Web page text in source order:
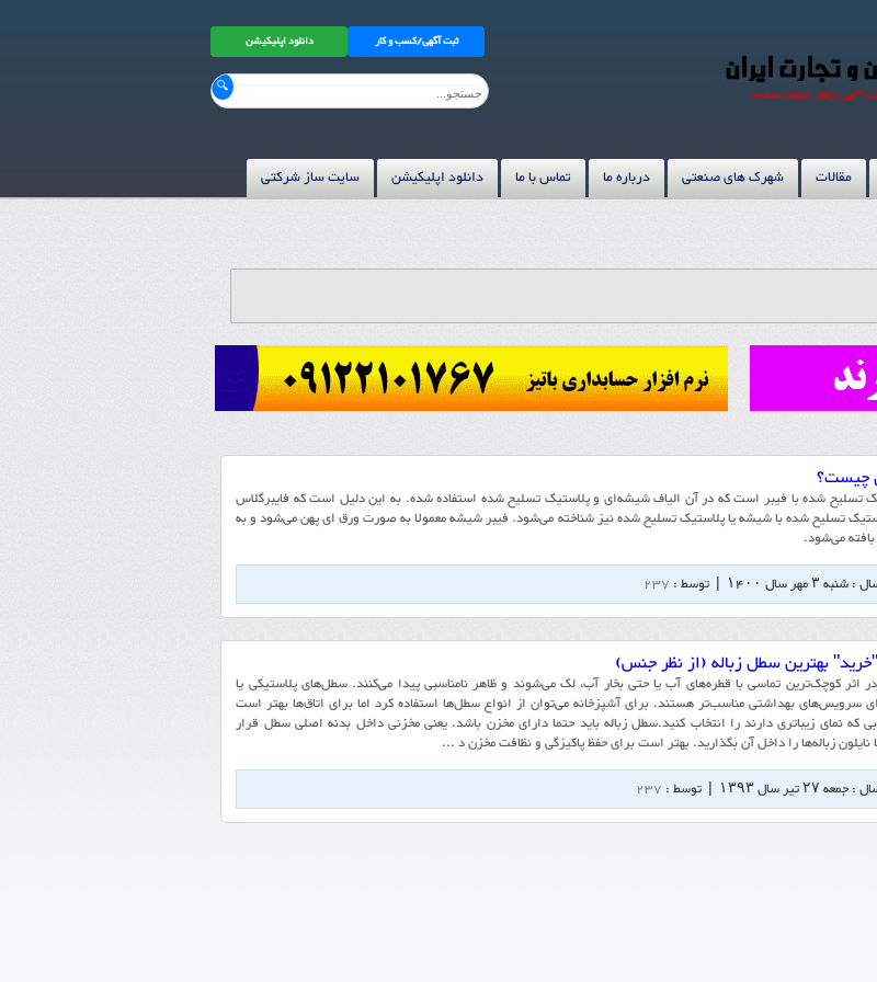
ثبت آگهی/کسب و کار دانلود اپلیکیشن
مقالات شهرک های صنعتی درباره ما تماس با ما دانلود اپلیکیشن سایت ساز شرکتی
چیست؟
تسلیح شده با فیبر است که در آن الیاف شیشه‌ای و پلاستیک تسلیح شده استفاده شده. به این دلیل است که فایبرگلاس
تسلیح شده با شیشه یا پلاستیک تسلیح شده نیز شناخته می‌شود. فیبر شیشه معمولا به صورت ورق ای پهن می‌شود و به
می‌شود.
مهر سال ۱۴۰۰ | توسط :
237
بهترین سطل زباله (از نظر جنس)
اثر کوچک‌ترین تماسی با قطره‌های آب یا حتی بخار آب، لک می‌شوند و ظاهر نامناسبی پیدا می‌کنند. سطل‌های پلاستیکی یا
سرویس‌های بهداشتی مناسب‌تر هستند. برای آشپزخانه می‌توان از انواع سطل‌ها استفاده کرد اما برای اتاق‌ها بهتر است
که نمای زیباتری دارند را انتخاب کنید.سطل زباله باید حتما دارای مخزن باشد. یعنی مخزنی داخل بدنه اصلی سطل قرار
نایلون زباله‌ها را داخل آن بگذارید. بهتر است برای حفظ پاکیزگی و نظافت مخزن د ...
تیر سال ۱۳۹۳ | توسط :
237